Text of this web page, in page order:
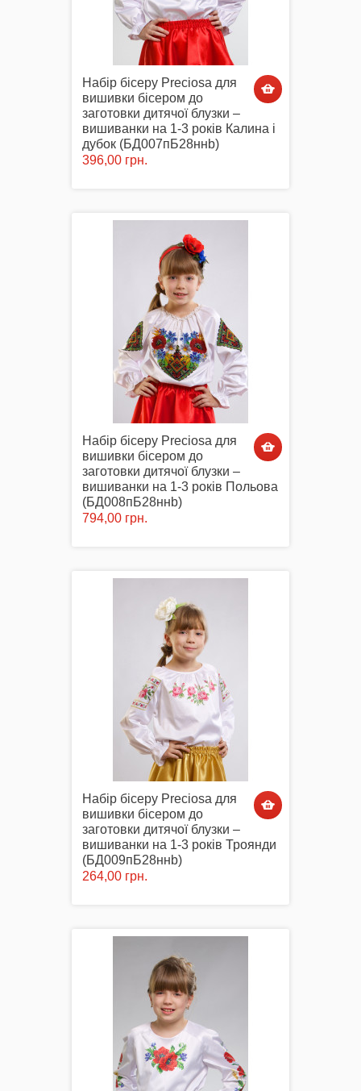
Набір бісеру Preciosa для
вишивки бісером до
заготовки дитячої блузки –
вишиванки на 1-3 років Калина і
дубок (БД007пБ28ннb)
396,00 грн.
Набір бісеру Preciosa для
вишивки бісером до
заготовки дитячої блузки –
вишиванки на 1-3 років Польова
(БД008пБ28ннb)
794,00 грн.
Набір бісеру Preciosa для
вишивки бісером до
заготовки дитячої блузки –
вишиванки на 1-3 років Троянди
(БД009пБ28ннb)
264,00 грн.